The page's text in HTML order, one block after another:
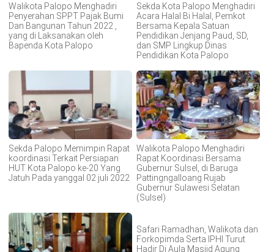
Walikota Palopo Menghadiri
Penyerahan SPPT Pajak Bumi
Dan Bangunan Tahun 2022 ,
yang di Laksanakan oleh
Bapenda Kota Palopo
Sekda Kota Palopo Menghadiri
Acara Halal Bi Halal, Pemkot
Bersama Kepala Satuan
Pendidikan Jenjang Paud, SD,
dan SMP Lingkup Dinas
Pendidikan Kota Palopo
Sekda Palopo Memimpin Rapat
koordinasi Terkait Persiapan
HUT Kota Palopo ke-20 Yang
Jatuh Pada yanggal 02 juli 2022
Walikota Palopo Menghadiri
Rapat Koordinasi Bersama
Gubernur Sulsel, di Baruga
Pattingngalloang Rujab
Gubernur Sulawesi Selatan
(Sulsel)
Safari Ramadhan, Walikota dan
Forkopimda Serta IPHI Turut
Hadir Di Aula Masjid Agung